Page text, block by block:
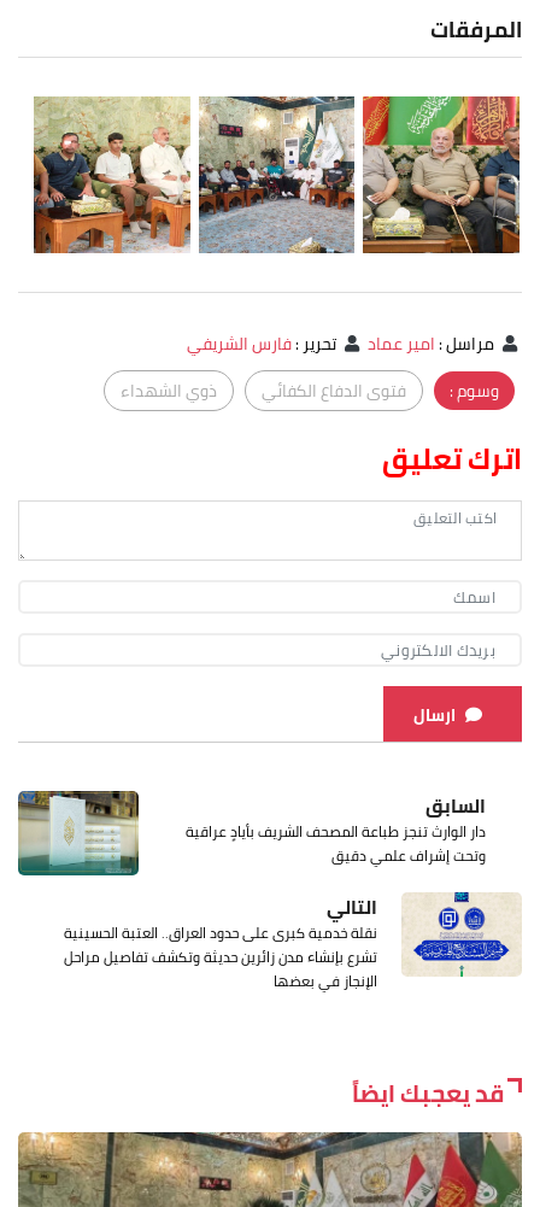
المرفقات
مراسل:امير عماد تحرير:فارس الشريفي
وسوم :
فتوى الدفاع الكفائي ذوي الشهداء
اترك تعليق
ارسال
السابق
دار الوارث تنجز طباعة المصحف الشريف بأيادٍ عراقية
وتحت إشراف علمي دقيق
التالي
نقلة خدمية كبرى على حدود العراق.. العتبة الحسينية
تشرع بإنشاء مدن زائرين حديثة وتكشف تفاصيل مراحل
الإنجاز في بعضها
قد يعجبك ايضاً